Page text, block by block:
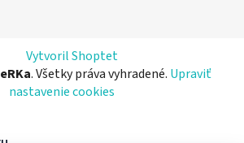
Vytvoril Shoptet
eRKa. Všetky práva vyhradené. Upraviť
nastavenie cookies